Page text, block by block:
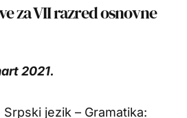
za VII razred osnovne
2021.
Srpski jezik – Gramatika: